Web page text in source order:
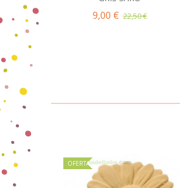
9,00 € 22,50 €
OFERTA